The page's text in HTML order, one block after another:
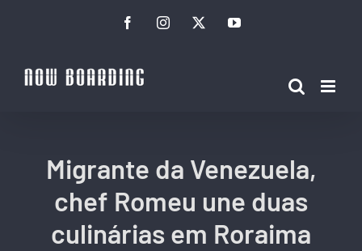
conteúdo
FacebookInstagramTwitterYouTube
Migrante da Venezuela,
chef Romeu une duas
culinárias em Roraima